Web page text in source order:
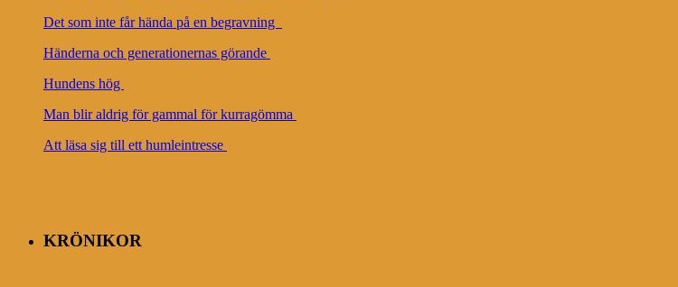
Det som inte får hända på en begravning
Händerna och generationernas görande
Hundens hög
Man blir aldrig för gammal för kurragömma
Att läsa sig till ett humleintresse
KRÖNIKOR